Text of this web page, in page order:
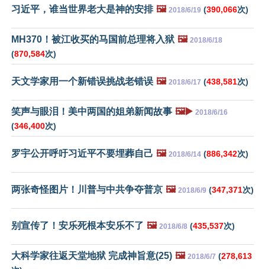
习近平，谁当世界老大是神的安排 🖼️ 2018/6/19 (390,066次)
MH370！被江收买的马国前总理将入狱 🖼️ 2018/6/18
(870,584次)
天文学家用一个新错误挑战老错误 🖼️ 2018/6/17 (438,581次)
笑声与眼泪！美中两国的姐弟新闻故事 🖼️▶️ 2018/6/16
(346,400次)
罗宇公开呼吁习近平不要埋葬自己 🖼️ 2018/6/14 (886,342次)
两张奇怪图片！川普与中共争夺普京 🖼️ 2018/6/9 (347,371次)
别宣传了！安乐死根本安乐不了 🖼️ 2018/6/8 (435,537次)
大科学家往返天堂地狱 完成神旨意(25) 🖼️ 2018/6/7 (278,613